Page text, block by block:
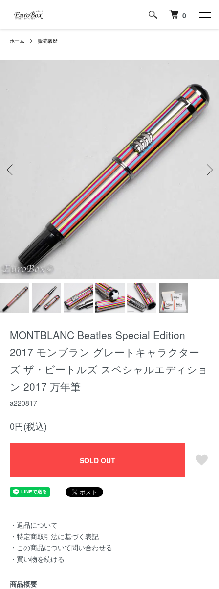
0
ホーム 販売履歴
MONTBLANC Beatles Special Edition
2017 モンブラン グレートキャラクター
ズ ザ・ビートルズ スペシャルエディショ
ン 2017 万年筆
a220817
0円(税込)
SOLD OUT
・返品について
・特定商取引法に基づく表記
・この商品について問い合わせる
・買い物を続ける
商品概要